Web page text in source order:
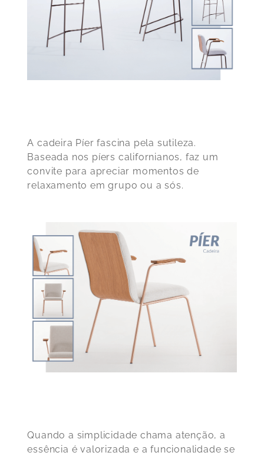
A cadeira Píer fascina pela sutileza.
Baseada nos píers californianos, faz um
convite para apreciar momentos de
relaxamento em grupo ou a sós.
Quando a simplicidade chama atenção, a
essência é valorizada e a funcionalidade se